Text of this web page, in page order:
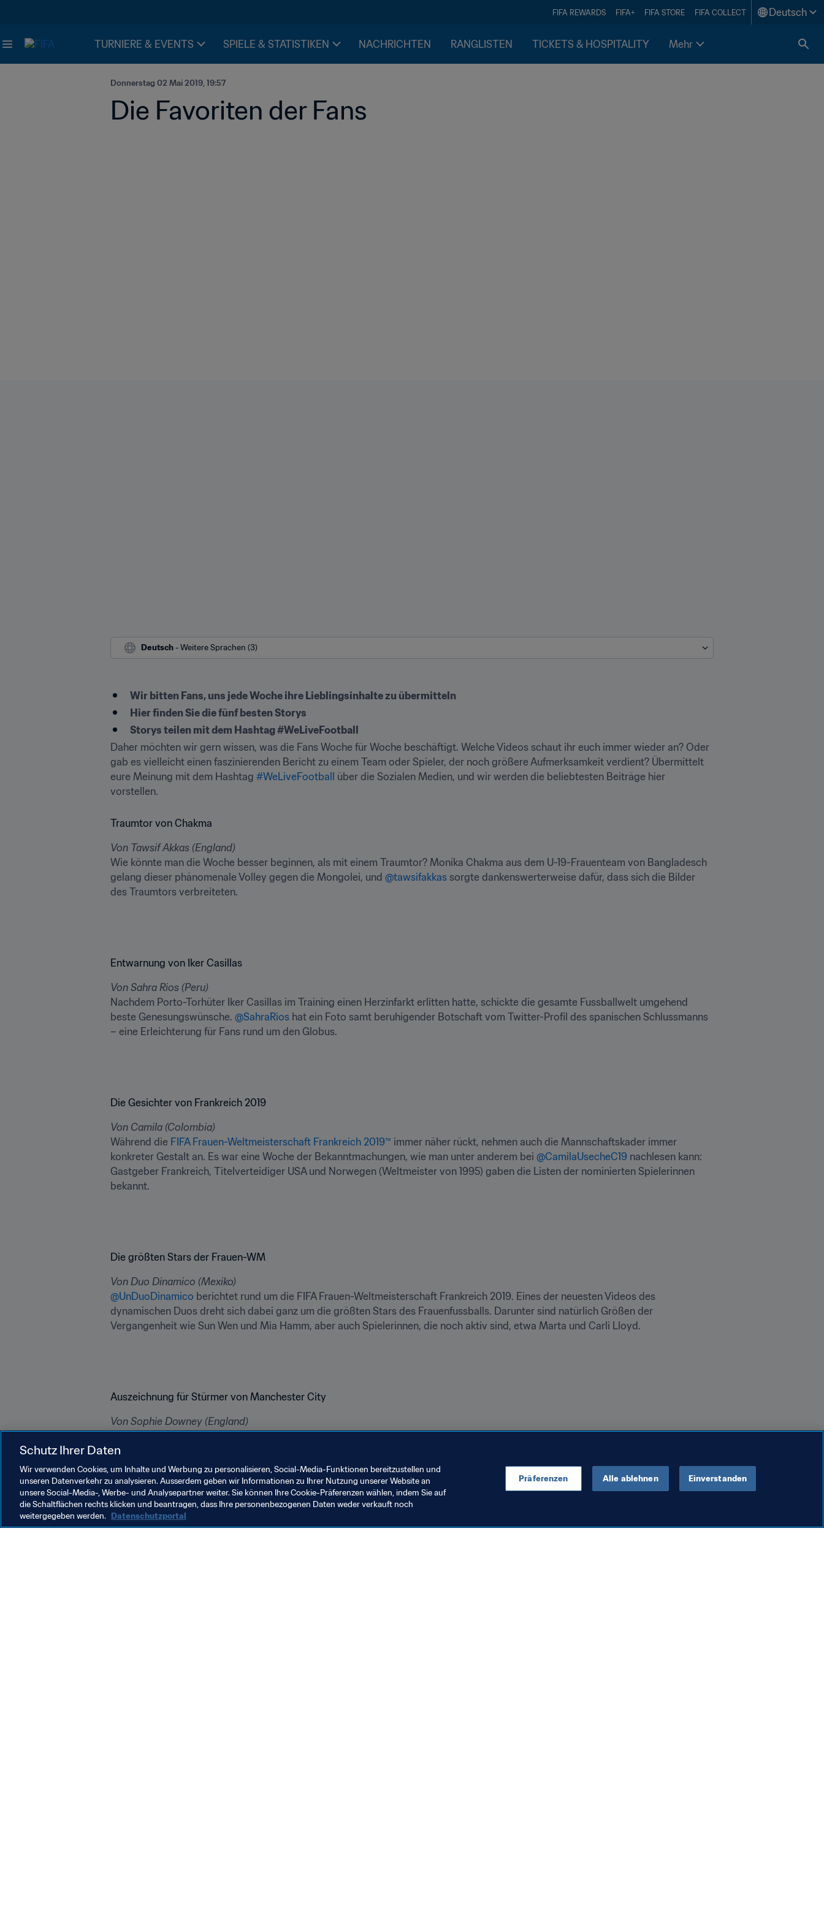
FIFA REWARDS FIFA+ FIFA STORE FIFA COLLECT Deutsch
TURNIERE & EVENTS SPIELE & STATISTIKEN NACHRICHTEN RANGLISTEN TICKETS & HOSPITALITY Mehr
Donnerstag 02 Mai 2019, 19:57
Die Favoriten der Fans
Deutsch - Weitere Sprachen (3)
Wir bitten Fans, uns jede Woche ihre Lieblingsinhalte zu übermitteln
Hier finden Sie die fünf besten Storys
Storys teilen mit dem Hashtag #WeLiveFootball
Daher möchten wir gern wissen, was die Fans Woche für Woche beschäftigt. Welche Videos schaut ihr euch immer wieder an? Oder
gab es vielleicht einen faszinierenden Bericht zu einem Team oder Spieler, der noch größere Aufmerksamkeit verdient? Übermittelt
eure Meinung mit dem Hashtag #WeLiveFootball über die Sozialen Medien, und wir werden die beliebtesten Beiträge hier
vorstellen.
Traumtor von Chakma
Von Tawsif Akkas (England)
Wie könnte man die Woche besser beginnen, als mit einem Traumtor? Monika Chakma aus dem U-19-Frauenteam von Bangladesch
gelang dieser phänomenale Volley gegen die Mongolei, und @tawsifakkas sorgte dankenswerterweise dafür, dass sich die Bilder
des Traumtors verbreiteten.
Entwarnung von Iker Casillas
Von Sahra Rios (Peru)
Nachdem Porto-Torhüter Iker Casillas im Training einen Herzinfarkt erlitten hatte, schickte die gesamte Fussballwelt umgehend
beste Genesungswünsche. @SahraRios hat ein Foto samt beruhigender Botschaft vom Twitter-Profil des spanischen Schlussmanns
– eine Erleichterung für Fans rund um den Globus.
Die Gesichter von Frankreich 2019
Von Camila (Colombia)
Während die FIFA Frauen-Weltmeisterschaft Frankreich 2019™ immer näher rückt, nehmen auch die Mannschaftskader immer
konkreter Gestalt an. Es war eine Woche der Bekanntmachungen, wie man unter anderem bei @CamilaUsecheC19 nachlesen kann:
Gastgeber Frankreich, Titelverteidiger USA und Norwegen (Weltmeister von 1995) gaben die Listen der nominierten Spielerinnen
bekannt.
Die größten Stars der Frauen-WM
Von Duo Dinamico (Mexiko)
@UnDuoDinamico berichtet rund um die FIFA Frauen-Weltmeisterschaft Frankreich 2019. Eines der neuesten Videos des
dynamischen Duos dreht sich dabei ganz um die größten Stars des Frauenfussballs. Darunter sind natürlich Größen der
Vergangenheit wie Sun Wen und Mia Hamm, aber auch Spielerinnen, die noch aktiv sind, etwa Marta und Carli Lloyd.
Auszeichnung für Stürmer von Manchester City
Von Sophie Downey (England)
Beschließen wollen wir die Woche mit Auszeichnungen der Football Writers' Association für eine Stürmerin und einen Stürmer von
Manchester City. Die beiden Nationalspieler Nikita Parris und Raheem Sterling wurden von der Vereinigung als Fussballer und
Fussballerin des Jahres ausgezeichnet. Das berichtet @GirlsontheBall.
Schutz Ihrer Daten
Wir verwenden Cookies, um Inhalte und Werbung zu personalisieren, Social-Media-Funktionen bereitzustellen und
unseren Datenverkehr zu analysieren. Ausserdem geben wir Informationen zu Ihrer Nutzung unserer Website an
unsere Social-Media-, Werbe- und Analysepartner weiter. Sie können Ihre Cookie-Präferenzen wählen, indem Sie auf
die Schaltflächen rechts klicken und beantragen, dass Ihre personenbezogenen Daten weder verkauft noch
weitergegeben werden. Datenschutzportal
Präferenzen Alle ablehnen Einverstanden